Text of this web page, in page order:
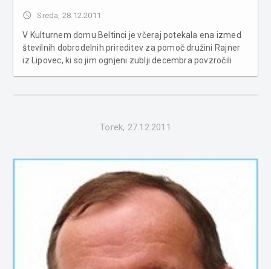
access_time Sreda, 28.12.2011
V Kulturnem domu Beltinci je včeraj potekala ena izmed
številnih dobrodelnih prireditev za pomoč družini Rajner
iz Lipovec, ki so jim ognjeni zublji decembra povzročili
Torek, 27.12.2011